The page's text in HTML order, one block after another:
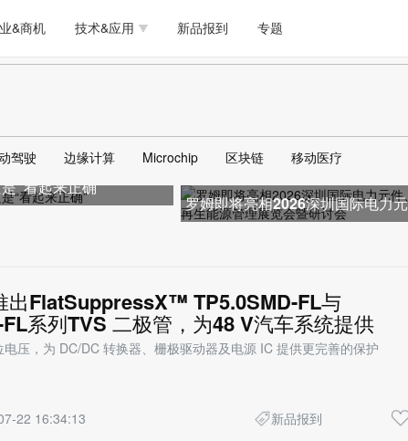
人工智能 安防监控
物联网 模拟技术/信号链
&商机 技术&应用
安全 可穿戴
DLP AI/人工智能 传感器技术
新品报到 专题
软件/工具 医疗电子
物联网 模拟技术/信号链
边缘计算
存储 无线连接 LED
DLP AI/人工智能 传感器技术
AR/VR/图像/3D 电源技术/信号链 接口
驾驶 边缘计算 Microchip 区块链 移动医疗
“看起来正确”
罗姆即将亮相2026深圳国际电力元
出FlatSuppressX™ TP5.0SMD-FL与
系列TVS 二极管，为48 V汽车系统提供
压，为 DC/DC 转换器、栅极驱动器及电源 IC 提供更完善的保护
22 16:34:13 新品报到